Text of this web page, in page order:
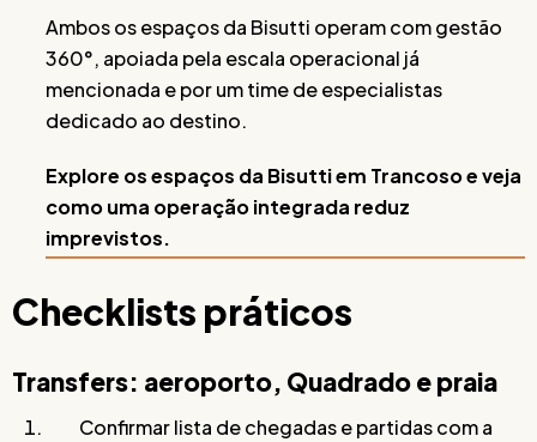
Ambos os espaços da Bisutti operam com gestão
360°, apoiada pela escala operacional já
mencionada e por um time de especialistas
dedicado ao destino.
Explore os espaços da Bisutti em Trancoso e veja
como uma operação integrada reduz
imprevistos.
Checklists práticos
Transfers: aeroporto, Quadrado e praia
Confirmar lista de chegadas e partidas com a